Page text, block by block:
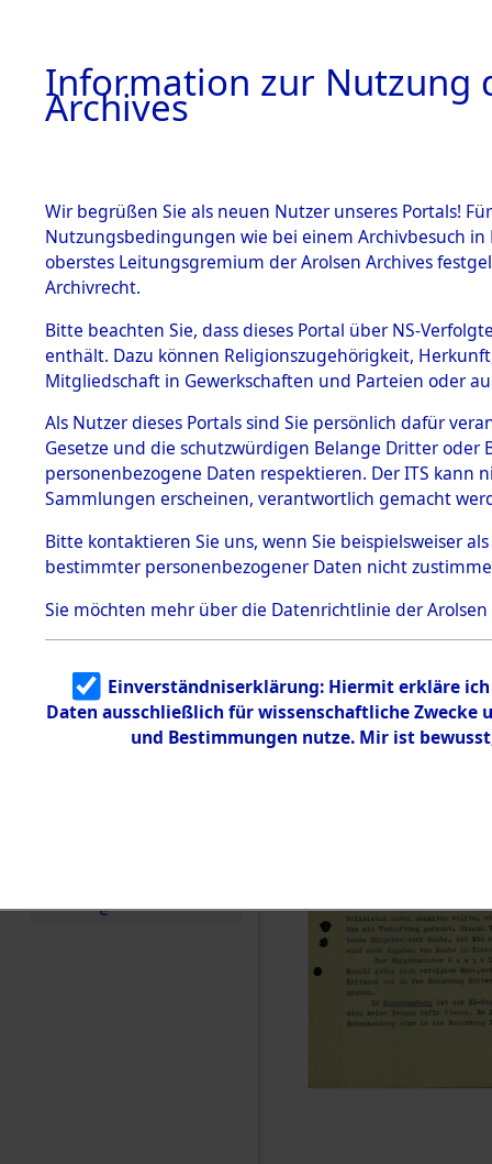
BESTÄNDE
1.
mente
5. Verschiedenes
5.3
Todesmärsche
5.3.1 Alliierte
Erhebungen
zu
Todesmärsch
en
5.3.2
Identifizierun
g
5.3.3
Todesmärsch
e
0002
Information zur Nutzung
Archives
Wir begrüßen Sie als neuen Nutzer unseres Portals!
Nutzungsbedingungen wie bei einem Archivbesuch
oberstes Leitungsgremium der Arolsen Archives
Archivrecht.
Bitte beachten Sie, dass dieses Portal über NS-
enthält. Dazu können Religionszugehörigkeit,
Mitgliedschaft in Gewerkschaften und Parteien oder
Als Nutzer dieses Portals sind Sie persönlich dafür
Gesetze und die schutzwürdigen Belange Dritter
personenbezogene Daten respektieren. Der ITS
Sammlungen erscheinen, verantwortlich gemacht
Bitte kontaktieren Sie uns, wenn Sie beispielsweiser
bestimmter personenbezogener Daten nicht
Sie möchten mehr über die Datenrichtlinie der Arolsen
Einverständniserklärung: Hiermit erkläre
Daten ausschließlich für wissenschaftliche
und Bestimmungen nutze. Mir ist